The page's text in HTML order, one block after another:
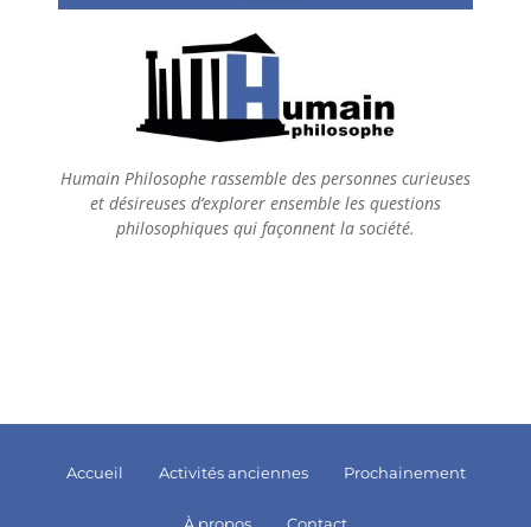
Humain Philosophe rassemble des personnes curieuses
et désireuses d’explorer ensemble les questions
philosophiques qui façonnent la société.
Accueil Activités anciennes Prochainement
À propos Contact